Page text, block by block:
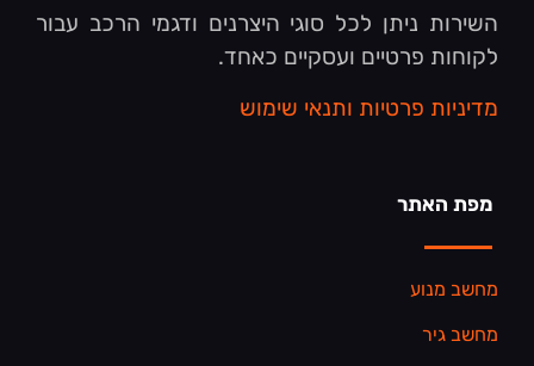
השירות ניתן לכל סוגי היצרנים ודגמי הרכב עבור
לקוחות פרטיים ועסקיים כאחד.
מדיניות פרטיות ותנאי שימוש
מפת האתר
מחשב מנוע
מחשב גיר